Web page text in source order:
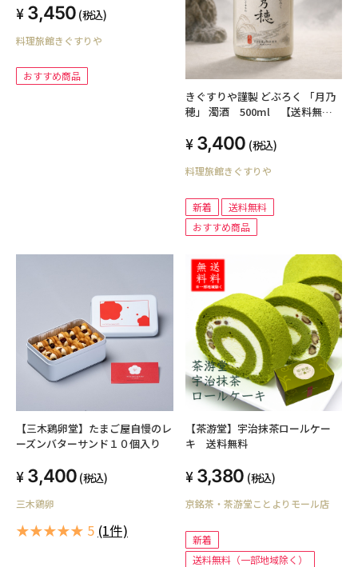
3,450 (税込)
料理旅館きぐすりや
おすすめ商品
きぐすりや謹製 どぶろく 「月乃
穂」 濁酒 500ml 【送料無
3,400 (税込)
料理旅館きぐすりや
新着
送料無料
おすすめ商品
【三木鶏卵堂】たまご屋自慢のレ
ーズンバターサンド１０個入り
3,400 (税込)
三木鶏卵
★★★★★ 5 (1件)
【茶游堂】宇治抹茶ロールケー
キ 送料無料
3,380 (税込)
京銘茶・茶游堂ことよりモール店
新着
送料無料（一部地域除く）